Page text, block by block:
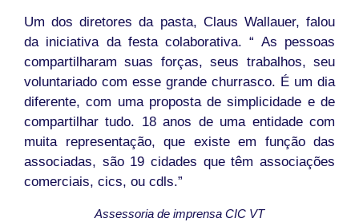
Um dos diretores da pasta, Claus Wallauer, falou
da iniciativa da festa colaborativa. “ As pessoas
compartilharam suas forças, seus trabalhos, seu
voluntariado com esse grande churrasco. É um dia
diferente, com uma proposta de simplicidade e de
compartilhar tudo. 18 anos de uma entidade com
muita representação, que existe em função das
associadas, são 19 cidades que têm associações
comerciais, cics, ou cdls.”
Assessoria de imprensa CIC VT